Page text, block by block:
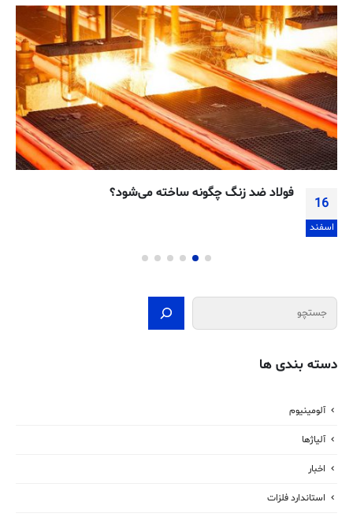
16
اسفند
فولاد ضد زنگ چگونه ساخته می‌شود؟
جستجو
دسته بندی ها
آلومینیوم
آلیاژها
اخبار
استاندارد فلزات